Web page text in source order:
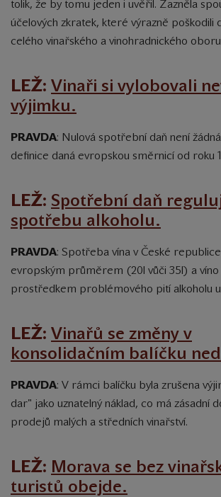
tolik, že by tomu jeden i uvěřil. Zazněla
účelových zkratek, které výrazně poškodili
celého vinařského a vinohradnického
LEŽ: Vinaři si vylobovali
výjimku.
PRAVDA: Nulová spotřební daň není
definice daná evropskou směrnicí od roku
LEŽ: Spotřební daň
spotřebu alkoholu.
PRAVDA: Spotřeba vína v České
evropským průměrem (20l vůči 35l) a víno
prostředkem problémového pití alkoholu u
LEŽ: Vinařů se změny v
konsolidačním balíčku
PRAVDA: V rámci balíčku byla zrušena
dar" jako uznatelný náklad, co má zásadní
prodejů malých a středních vinařství.
LEŽ: Morava se bez
turistů obejde.